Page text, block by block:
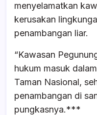
menyelamatkan
kerusakan
penambangan liar.
“Kawasan
hukum masuk
Taman Nasional,
penambangan di
pungkasnya.***